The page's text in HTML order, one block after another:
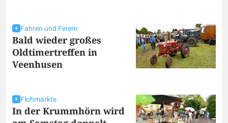
Fahren und Feiern
Bald wieder großes
Oldtimertreffen in
Veenhusen
Flohmärkte
In der Krummhörn wird